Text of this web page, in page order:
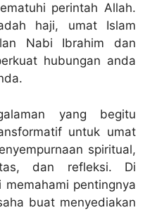
perintah Allah.
haji, umat Islam
Nabi Ibrahim dan
hubungan anda
yang begitu
untuk umat
spiritual,
dan refleksi. Di
pentingnya
buat menyediakan